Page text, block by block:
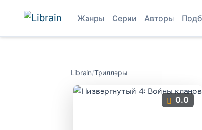
Жанры Серии Авторы
Librain/Триллеры
0.0